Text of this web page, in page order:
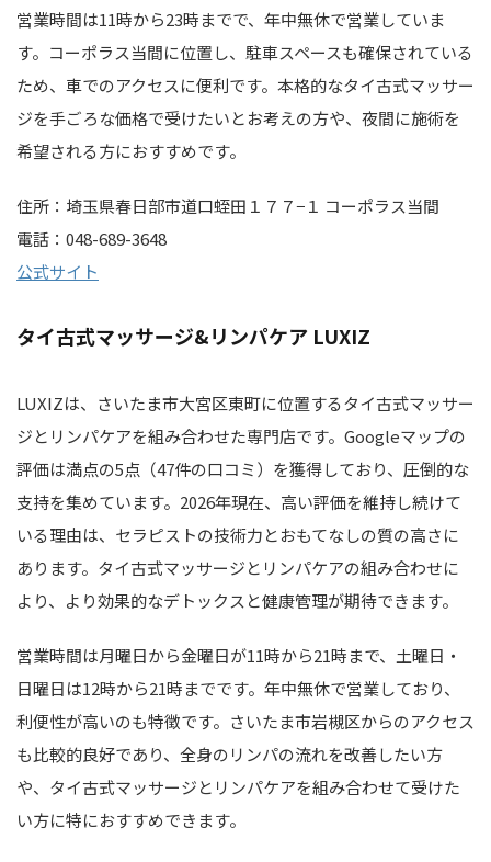
営業時間は11時から23時までで、年中無休で営業していま
す。コーポラス当間に位置し、駐車スペースも確保されている
ため、車でのアクセスに便利です。本格的なタイ古式マッサー
ジを手ごろな価格で受けたいとお考えの方や、夜間に施術を
希望される方におすすめです。
住所：埼玉県春日部市道口蛭田１７７−１ コーポラス当間
電話：048-689-3648
公式サイト
タイ古式マッサージ&リンパケア LUXIZ
LUXIZは、さいたま市大宮区東町に位置するタイ古式マッサー
ジとリンパケアを組み合わせた専門店です。Googleマップの
評価は満点の5点（47件の口コミ）を獲得しており、圧倒的な
支持を集めています。2026年現在、高い評価を維持し続けて
いる理由は、セラピストの技術力とおもてなしの質の高さに
あります。タイ古式マッサージとリンパケアの組み合わせに
より、より効果的なデトックスと健康管理が期待できます。
営業時間は月曜日から金曜日が11時から21時まで、土曜日・
日曜日は12時から21時までです。年中無休で営業しており、
利便性が高いのも特徴です。さいたま市岩槻区からのアクセス
も比較的良好であり、全身のリンパの流れを改善したい方
や、タイ古式マッサージとリンパケアを組み合わせて受けた
い方に特におすすめできます。